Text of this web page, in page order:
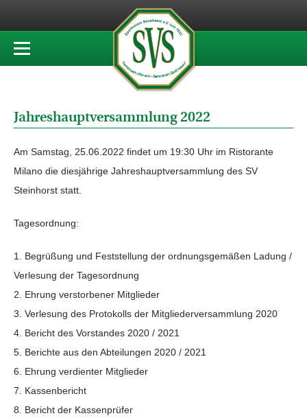
Jahreshauptversammlung 2022
Am Samstag, 25.06.2022 findet um 19:30 Uhr im Ristorante
Milano die diesjährige Jahreshauptversammlung des SV
Steinhorst statt.
Tagesordnung:
Begrüßung und Feststellung der ordnungsgemäßen Ladung /
Verlesung der Tagesordnung
Ehrung verstorbener Mitglieder
Verlesung des Protokolls der Mitgliederversammlung 2020
Bericht des Vorstandes 2020 / 2021
Berichte aus den Abteilungen 2020 / 2021
Ehrung verdienter Mitglieder
Kassenbericht
Bericht der Kassenprüfer